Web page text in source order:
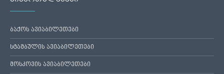
ბაქოს ავიაბილეთები
სტამბულის ავიაბილეთები
მოსკოვის ავიაბილეთები